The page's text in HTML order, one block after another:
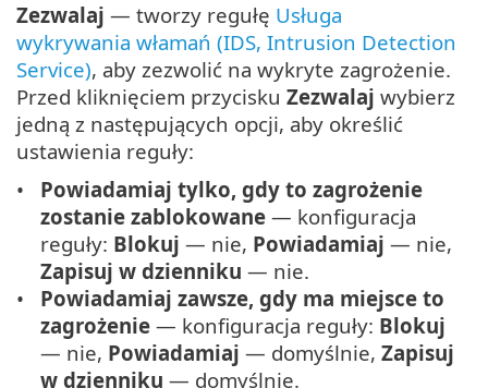
Zezwalaj — tworzy regułę Usługa
wykrywania włamań (IDS, Intrusion Detection
Service), aby zezwolić na wykryte zagrożenie.
Przed kliknięciem przycisku Zezwalaj wybierz
jedną z następujących opcji, aby określić
ustawienia reguły:
Powiadamiaj tylko, gdy to zagrożenie
zostanie zablokowane — konfiguracja
reguły: Blokuj — nie, Powiadamiaj — nie,
Zapisuj w dzienniku — nie.
Powiadamiaj zawsze, gdy ma miejsce to
zagrożenie — konfiguracja reguły: Blokuj
— nie, Powiadamiaj — domyślnie,Zapisuj
w dzienniku — domyślnie.